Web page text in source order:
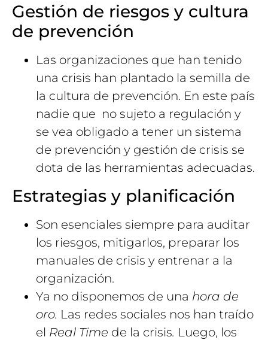
Gestión de riesgos y cultura
de prevención
Las organizaciones que han tenido
una crisis han plantado la semilla de
la cultura de prevención. En este país
nadie que no sujeto a regulación y
se vea obligado a tener un sistema
de prevención y gestión de crisis se
dota de las herramientas adecuadas.
Estrategias y planificación
Son esenciales siempre para auditar
los riesgos, mitigarlos, preparar los
manuales de crisis y entrenar a la
organización.
Ya no disponemos de una hora de
oro. Las redes sociales nos han traído
el Real Time de la crisis. Luego, los